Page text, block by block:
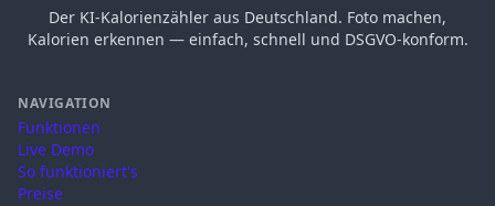
Der KI-Kalorienzähler aus Deutschland. Foto machen,
Kalorien erkennen — einfach, schnell und DSGVO-konform.
NAVIGATION
Funktionen
Live Demo
So funktioniert's
Preise